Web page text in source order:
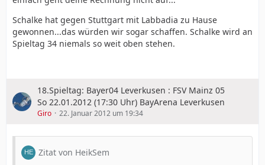
Schalke hat gegen Stuttgart mit Labbadia zu Hause
gewonnen...das würden wir sogar schaffen. Schalke wird an
Spieltag 34 niemals so weit oben stehen.
18.Spieltag: Bayer04 Leverkusen : FSV Mainz 05
So 22.01.2012 (17:30 Uhr) BayArena Leverkusen
Giro 22. Januar 2012 um 19:34
Zitat von HeikSem